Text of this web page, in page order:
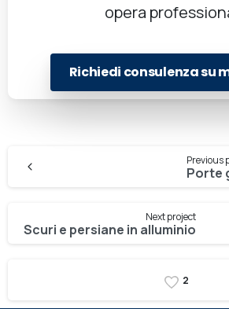
opera
Richiedi consulenza su
Previous
Porte
Next project
Scuri e persiane in alluminio
2